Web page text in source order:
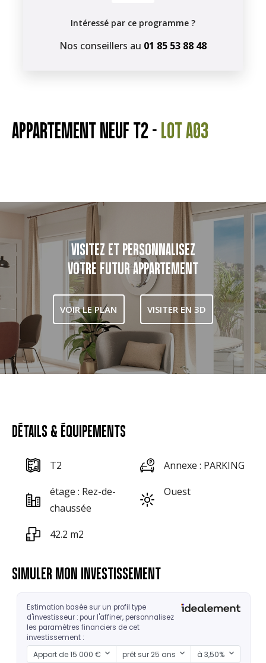
Intéressé par ce programme ?
Nos conseillers au 01 85 53 88 48
APPARTEMENT NEUF T2 - LOT A03
VISITEZ ET PERSONNALISEZ
VOTRE FUTUR APPARTEMENT
VOIR LE PLAN VISITER EN 3D
DÉTAILS & ÉQUIPEMENTS
T2
Annexe : PARKING
étage : Rez-de-
chaussée
Ouest
42.2 m2
SIMULER MON INVESTISSEMENT